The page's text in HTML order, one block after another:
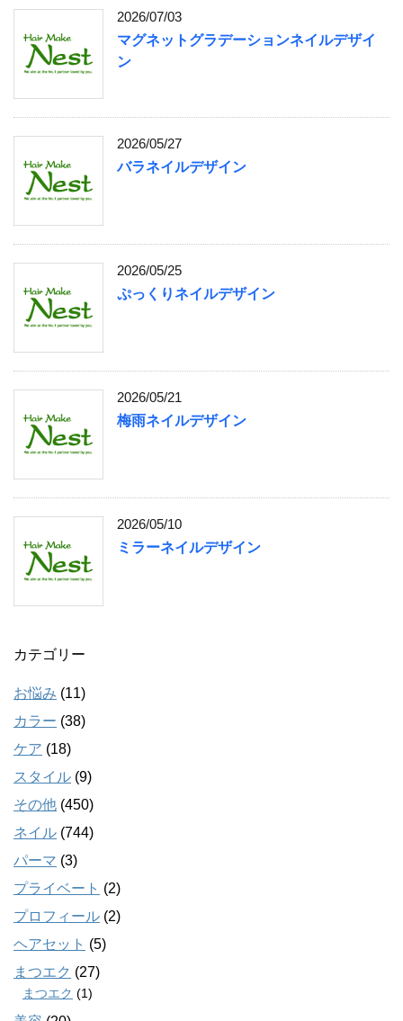
2026/07/03
マグネットグラデーションネイルデザイ
ン
2026/05/27
バラネイルデザイン
2026/05/25
ぷっくりネイルデザイン
2026/05/21
梅雨ネイルデザイン
2026/05/10
ミラーネイルデザイン
カテゴリー
お悩み (11)
カラー (38)
ケア (18)
スタイル (9)
その他 (450)
ネイル (744)
パーマ (3)
プライベート (2)
プロフィール (2)
ヘアセット (5)
まつエク (27)
まつエク (1)